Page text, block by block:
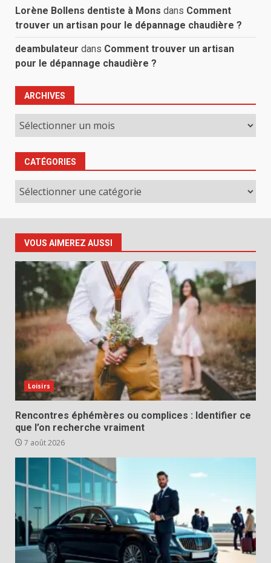
Lorène Bollens dentiste à Mons dans Comment
trouver un artisan pour le dépannage chaudière ?
deambulateur dans Comment trouver un artisan
pour le dépannage chaudière ?
ARCHIVES
Archives
CATÉGORIES
Catégories
VOUS AIMEREZ AUSSI
Loisirs
Rencontres éphémères ou complices : Identifier ce
que l’on recherche vraiment
7 août 2026